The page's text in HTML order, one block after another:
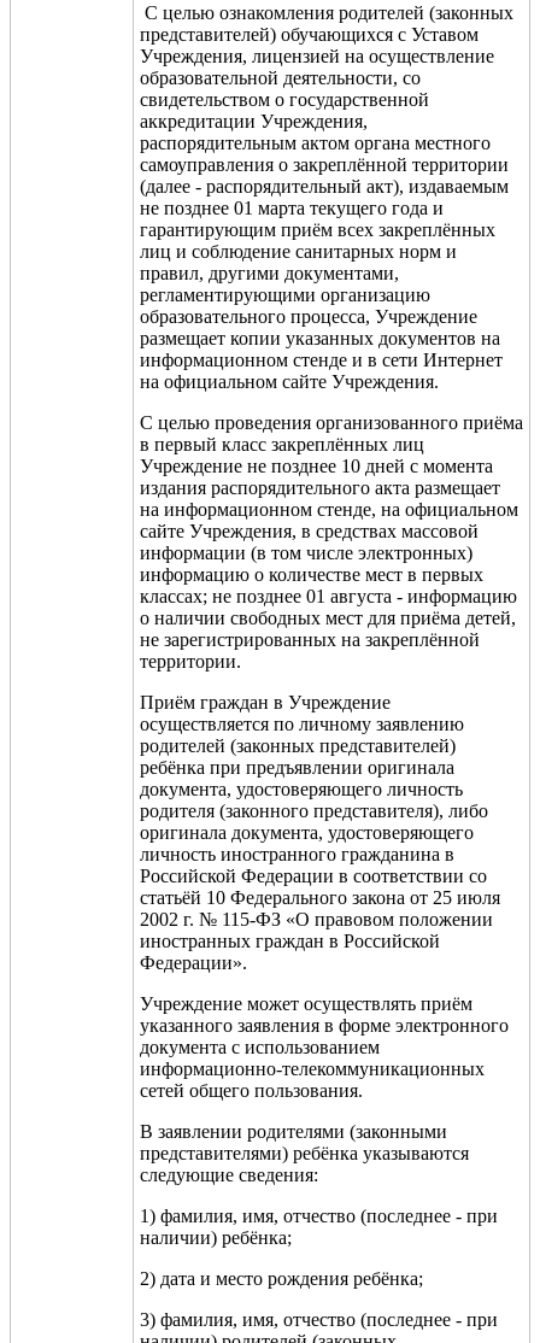
С целью ознакомления родителей (законных
представителей) обучающихся с Уставом
Учреждения, лицензией на осуществление
образовательной деятельности, со
свидетельством о государственной
аккредитации Учреждения,
распорядительным актом органа местного
самоуправления о закреплённой территории
(далее - распорядительный акт), издаваемым
не позднее 01 марта текущего года и
гарантирующим приём всех закреплённых
лиц и соблюдение санитарных норм и
правил, другими документами,
регламентирующими организацию
образовательного процесса, Учреждение
размещает копии указанных документов на
информационном стенде и в сети Интернет
на официальном сайте Учреждения.
С целью проведения организованного приёма
в первый класс закреплённых лиц
Учреждение не позднее 10 дней с момента
издания распорядительного акта размещает
на информационном стенде, на официальном
сайте Учреждения, в средствах массовой
информации (в том числе электронных)
информацию о количестве мест в первых
классах; не позднее 01 августа - информацию
о наличии свободных мест для приёма детей,
не зарегистрированных на закреплённой
территории.
Приём граждан в Учреждение
осуществляется по личному заявлению
родителей (законных представителей)
ребёнка при предъявлении оригинала
документа, удостоверяющего личность
родителя (законного представителя), либо
оригинала документа, удостоверяющего
личность иностранного гражданина в
Российской Федерации в соответствии со
статьёй 10 Федерального закона от 25 июля
2002 г. № 115-ФЗ «О правовом положении
иностранных граждан в Российской
Федерации».
Учреждение может осуществлять приём
указанного заявления в форме электронного
документа с использованием
информационно-телекоммуникационных
сетей общего пользования.
В заявлении родителями (законными
представителями) ребёнка указываются
следующие сведения:
1) фамилия, имя, отчество (последнее - при
наличии) ребёнка;
2) дата и место рождения ребёнка;
3) фамилия, имя, отчество (последнее - при